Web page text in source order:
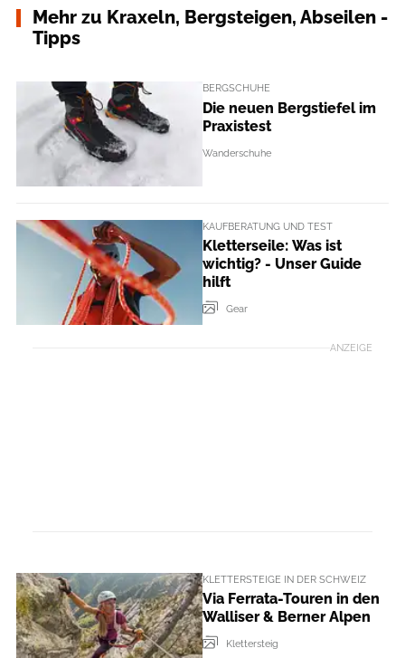
Mehr zu Kraxeln, Bergsteigen, Abseilen -
Tipps
BERGSCHUHE
Die neuen Bergstiefel im
Praxistest
Wanderschuhe
KAUFBERATUNG UND TEST
Kletterseile: Was ist
wichtig? - Unser Guide
hilft
Gear
ANZEIGE
KLETTERSTEIGE IN DER SCHWEIZ
Via Ferrata-Touren in den
Walliser & Berner Alpen
Klettersteig